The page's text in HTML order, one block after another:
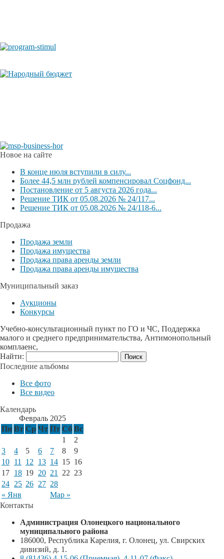
Новое на сайте
В конце июля вступили в силу...
Более 44,5 млн рублей компенсировал Соцфонд...
Постановление от 5 августа 2026 года...
Решение ТИК от 05.08.2026 № 24/117...
Решение ТИК от 05.08.2026 № 24/118-6...
Продажа
Продажа земли
Продажа имущества
Продажа права аренды земли
Продажа права аренды имущества
Муниципальный заказ
Аукционы
Конкурсы
Учебно-консультационный пункт по ГО и ЧС, Поддержка
малого и среднего предпринимательства, Антимонопольный
комплаенс,
Найти:
Последние альбомы
Все фото
Все видео
Календарь
Февраль 2025
Пн Вт Ср Чт Пт Сб Вс
« Янв Мар »
1
2
3
4 5 6 7 8
9
10 11 12 13 14 15 16
17 18 19 20 21 22 23
24 25 26 27 28
Контакты
Администрация Олонецкого национального
муниципального района
186000, Республика Карелия, г. Олонец, ул. Свирских
дивизий, д. 1.